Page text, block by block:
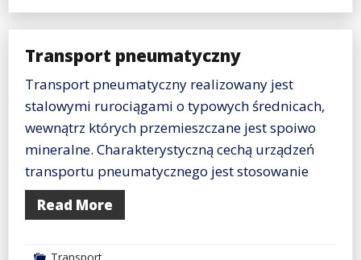
Transport pneumatyczny
Transport pneumatyczny realizowany jest
stalowymi rurociągami o typowych średnicach,
wewnątrz których przemieszczane jest spoiwo
mineralne. Charakterystyczną cechą urządzeń
transportu pneumatycznego jest stosowanie
Read More
Transport